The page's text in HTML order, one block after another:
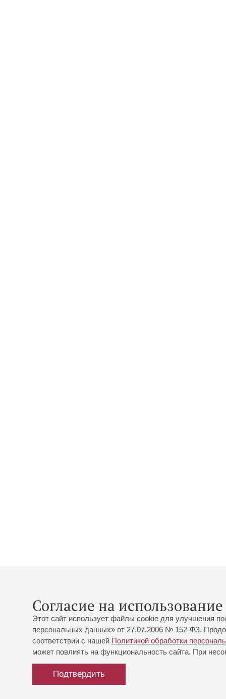
Согласие на
Этот сайт использует файлы cookie для улучшения
персональных данных» от 27.07.2006 № 152-ФЗ.
соответствии с нашей Политикой обработки
может повлиять на функциональность сайта. При
Подтвердить